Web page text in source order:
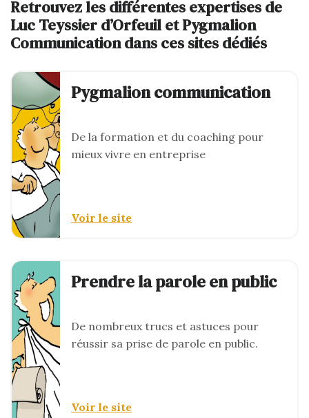
Retrouvez les différentes expertises de
Luc Teyssier d’Orfeuil et Pygmalion
Communication dans ces sites dédiés
Pygmalion communication
De la formation et du coaching pour
mieux vivre en entreprise
Voir le site
Prendre la parole en public
De nombreux trucs et astuces pour
réussir sa prise de parole en public.
Voir le site